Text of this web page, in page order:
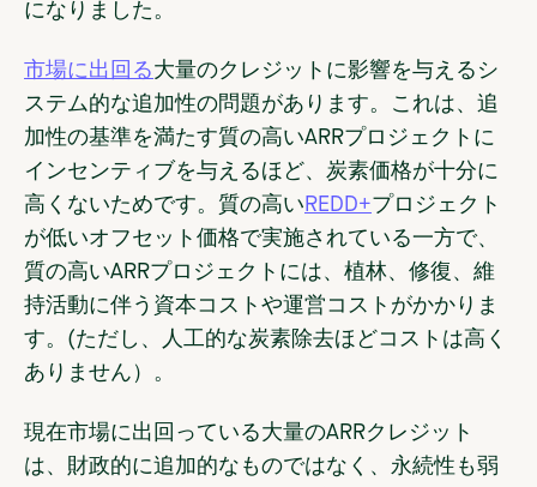
になりました。
市場に出回る大量のクレジットに影響を与えるシ
ステム的な追加性の問題があります。これは、追
加性の基準を満たす質の高いARRプロジェクトに
インセンティブを与えるほど、炭素価格が十分に
高くないためです。質の高い REDD+プロジェクト
が低いオフセット価格で実施されている一方で、
質の高いARRプロジェクトには、植林、修復、維
持活動に伴う資本コストや運営コストがかかりま
す。(ただし、人工的な炭素除去ほどコストは高く
ありません）。
現在市場に出回っている大量のARRクレジット
は、財政的に追加的なものではなく、永続性も弱